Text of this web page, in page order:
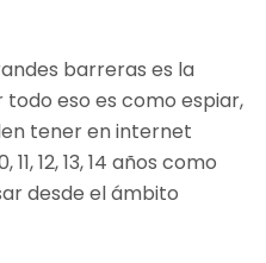
barreras es la
eso es como espiar,
tener en internet
12, 13, 14 años como
desde el ámbito